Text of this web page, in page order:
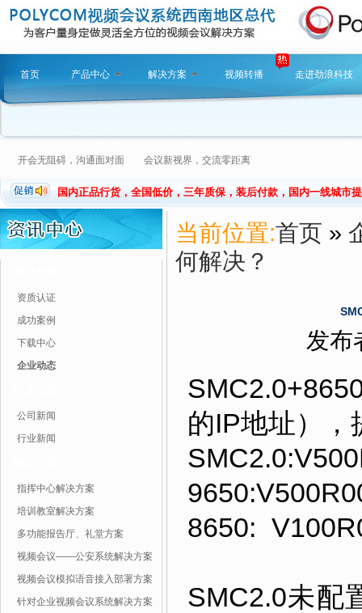
首页 产品中心 解决方案 视频转播 走进劲浪科技
开会无阻碍，沟通面对面 会议新视界，交流零距离
国内正品行货，全国低价，三年质保，装后付款，国内一线城市
资质认证
成功案例
下载中心
企业动态
公司新闻
行业新闻
指挥中心解决方案
培训教室解决方案
多功能报告厅、礼堂方案
视频会议——公安系统解决方案
视频会议模拟语音接入部署方案
针对企业视频会议系统解决方案
当前位置:首页 »
何解决？
发布
的IP地址），
8650:
SMC2.0未配